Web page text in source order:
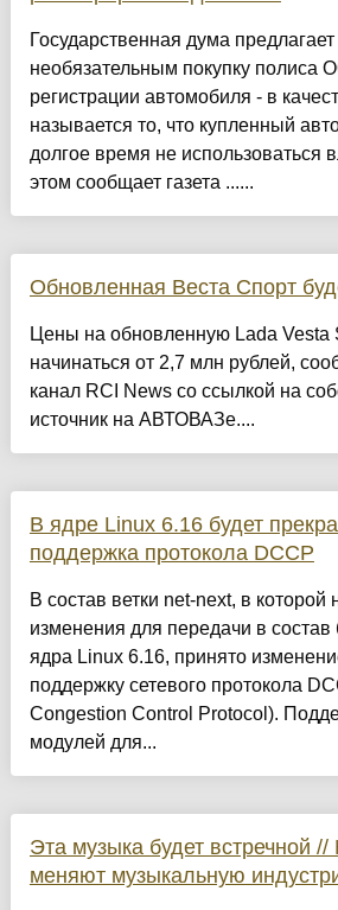
Государственная дума предлагает
необязательным покупку полиса
регистрации автомобиля - в
называется то, что купленный
долгое время не использоваться
этом сообщает газета ......
Обновленная Веста Спорт
Цены на обновленную Lada Vesta
начинаться от 2,7 млн рублей,
канал RCI News со ссылкой на
источник на АВТОВАЗе....
В ядре Linux 6.16 будет
поддержка протокола DCCP
В состав ветки net-next, в которой
изменения для передачи в состав
ядра Linux 6.16, принято
поддержку сетевого протокола
Congestion Control Protocol).
модулей для...
Эта музыка будет встречной //
меняют музыкальную